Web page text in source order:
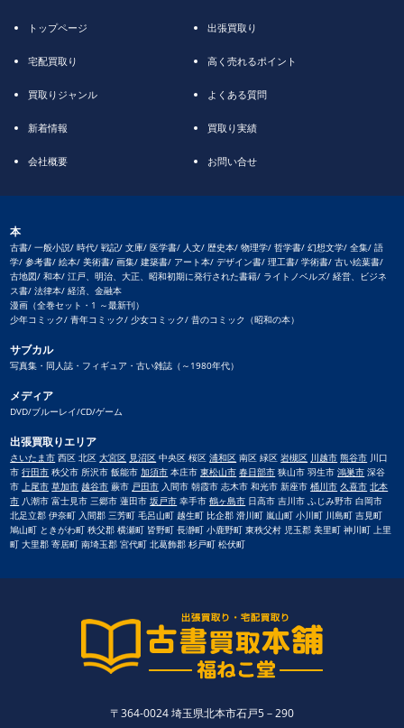
トップページ 出張買取り
宅配買取り 高く売れるポイント
買取りジャンル よくある質問
新着情報 買取り実績
会社概要 お問い合せ
本
古書/ 一般小説/ 時代/ 戦記/ 文庫/ 医学書/ 人文/ 歴史本/ 物理学/ 哲学書/ 幻想文学/ 全集/ 語
学/ 参考書/ 絵本/ 美術書/ 画集/ 建築書/ アート本/ デザイン書/ 理工書/ 学術書/ 古い絵葉書/
古地図/ 和本/ 江戸、明治、大正、昭和初期に発行された書籍/ ライトノベルズ/ 経営、ビジネ
ス書/ 法律本/ 経済、金融本
漫画（全巻セット・1 ～最新刊）
少年コミック/ 青年コミック/ 少女コミック/ 昔のコミック（昭和の本）
サブカル
写真集・同人誌・フィギュア・古い雑誌（～1980年代）
メディア
DVD/ブルーレイ/CD/ゲーム
出張買取りエリア
さいたま市 西区 北区大宮区 見沼区 中央区 桜区浦和区 南区 緑区岩槻区 川越市 熊谷市 川口
市行田市 秩父市 所沢市 飯能市加須市 本庄市東松山市 春日部市 狭山市 羽生市鴻巣市 深谷
市上尾市 草加市 越谷市 蕨市 戸田市 入間市 朝霞市 志木市 和光市 新座市桶川市 久喜市 北本
市 八潮市 富士見市 三郷市 蓮田市坂戸市 幸手市鶴ヶ島市 日高市 吉川市 ふじみ野市 白岡市
北足立郡 伊奈町 入間郡 三芳町 毛呂山町 越生町 比企郡 滑川町 嵐山町 小川町 川島町 吉見町
鳩山町 ときがわ町 秩父郡 横瀬町 皆野町 長瀞町 小鹿野町 東秩父村 児玉郡 美里町 神川町 上里
町 大里郡 寄居町 南埼玉郡 宮代町 北葛飾郡 杉戸町 松伏町
〒364-0024 埼玉県北本市石戸5－290